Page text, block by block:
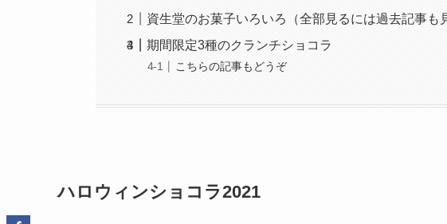
資生堂のお菓子いろいろ（全部見るには過去記事も
期間限定3種のクランチショコラ
こちらの記事もどうぞ
ハロウィンショコラ2021